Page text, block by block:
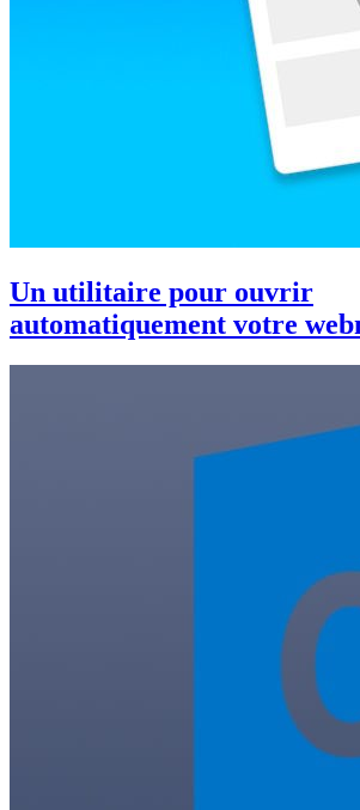
Un utilitaire pour ouvrir
automatiquement votre